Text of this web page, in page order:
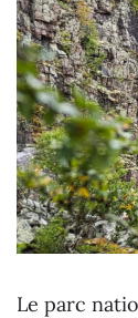
Le parc